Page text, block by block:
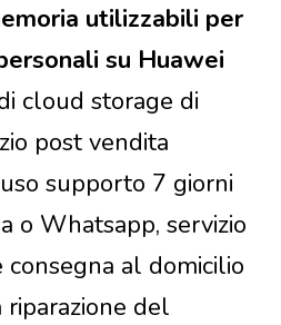
utilizzabili per
su Huawei
cloud storage di
post vendita
supporto 7 giorni
o Whatsapp, servizio
al domicilio
del